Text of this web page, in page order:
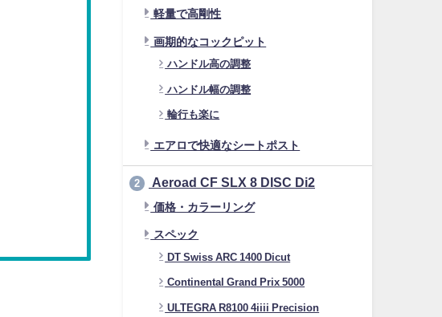
軽量で高剛性
画期的なコックピット
ハンドル高の調整
ハンドル幅の調整
輪行も楽に
エアロで快適なシートポスト
2 Aeroad CF SLX 8 DISC Di2
価格・カラーリング
スペック
DT Swiss ARC 1400 Dicut
Continental Grand Prix 5000
ULTEGRA R8100 4iiii Precision